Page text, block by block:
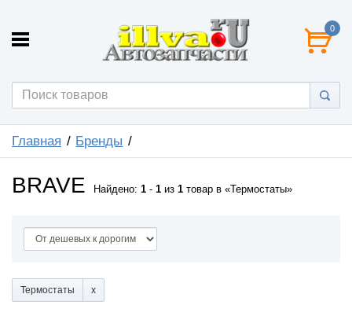
0
Главная Бренды
BRAVE Найдено: 1 - 1 из 1 товар в Термостаты
Термостаты